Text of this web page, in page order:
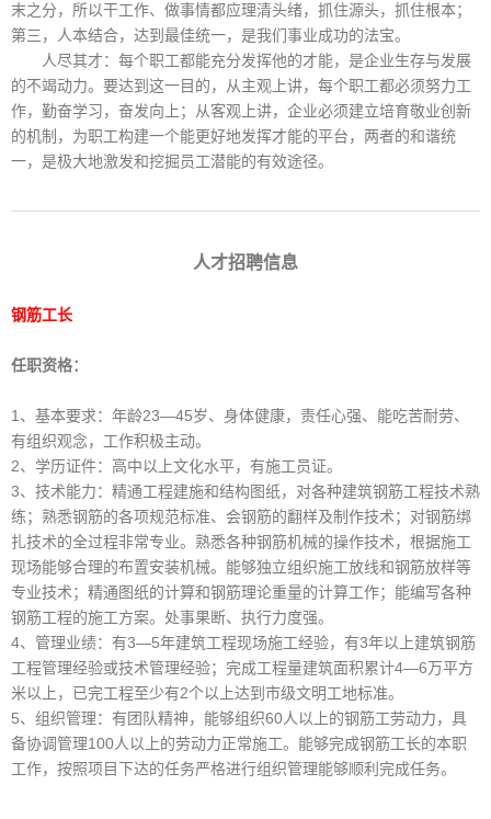
末之分，所以干工作、做事情都应理清头绪，抓住源头，抓住根本；
第三，人本结合，达到最佳统一，是我们事业成功的法宝。
人尽其才：每个职工都能充分发挥他的才能，是企业生存与发展
的不竭动力。要达到这一目的，从主观上讲，每个职工都必须努力工
作，勤奋学习，奋发向上；从客观上讲，企业必须建立培育敬业创新
的机制，为职工构建一个能更好地发挥才能的平台，两者的和谐统
一，是极大地激发和挖掘员工潜能的有效途径。
人才招聘信息
钢筋工长
任职资格：
1、基本要求：年龄23—45岁、身体健康，责任心强、能吃苦耐劳、
有组织观念，工作积极主动。
2、学历证件：高中以上文化水平，有施工员证。
3、技术能力：精通工程建施和结构图纸，对各种建筑钢筋工程技术熟
练；熟悉钢筋的各项规范标准、会钢筋的翻样及制作技术；对钢筋绑
扎技术的全过程非常专业。熟悉各种钢筋机械的操作技术，根据施工
现场能够合理的布置安装机械。能够独立组织施工放线和钢筋放样等
专业技术；精通图纸的计算和钢筋理论重量的计算工作；能编写各种
钢筋工程的施工方案。处事果断、执行力度强。
4、管理业绩：有3—5年建筑工程现场施工经验，有3年以上建筑钢筋
工程管理经验或技术管理经验；完成工程量建筑面积累计4—6万平方
米以上，已完工程至少有2个以上达到市级文明工地标准。
5、组织管理：有团队精神，能够组织60人以上的钢筋工劳动力，具
备协调管理100人以上的劳动力正常施工。能够完成钢筋工长的本职
工作，按照项目下达的任务严格进行组织管理能够顺利完成任务。